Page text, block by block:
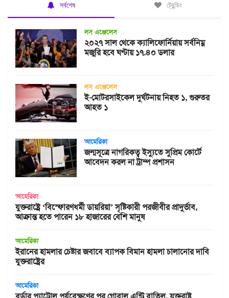
সর্বশেষ ট্রেন্ডিং
লস এঞ্জেলেস
২০২৭ সাল থেকে ক্যালিফোর্নিয়ায় সর্বনিম্ন
মজুরি হবে ঘণ্টায় ১৭.৪০ ডলার
লস এঞ্জেলেস
ই-মোটরসাইকেল দুর্ঘটনায় নিহত ১, গুরুতর
আহত ১
আমেরিকা
জন্মসূত্রে নাগরিকত্ব ইস্যুতে সুপ্রিম কোর্টে
আবেদন করল না ট্রাম্প প্রশাসন
আমেরিকা
যুক্তরাষ্ট্রে ‘বিস্ফোরণধর্মী ডায়রিয়া’ সৃষ্টিকারী পরজীবীর প্রাদুর্ভাব,
আক্রান্ত হতে পারেন ১৮ হাজারের বেশি মানুষ
আমেরিকা
ইরানের হামলার চেষ্টার জবাবে ব্যাপক বিমান হামলা চালানোর দাবি
যুক্তরাষ্ট্রের
আমেরিকা